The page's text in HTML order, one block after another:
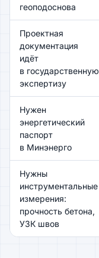
геоподоснова
Проектная
документация
идёт
в государственную
экспертизу
Нужен
энергетический
паспорт
в Минэнерго
Нужны
инструментальные
измерения:
прочность бетона,
УЗК швов